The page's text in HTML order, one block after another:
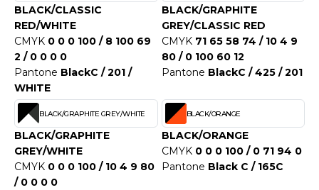
UND JACKEN
COOL
HOODS
T'S
BLACK/CLASSIC
RED/WHITE
CMYK 0 0 0 100 / 8 100 69
2 / 0 0 0 0
Pantone BlackC / 201 /
WHITE
BLACK/GRAPHITE
GREY/CLASSIC RED
CMYK 71 65 58 74 / 10 4 9
80 / 0 100 60 12
Pantone BlackC / 425 / 201
BLACK/GRAPHITE GREY/WHITE
BLACK/GRAPHITE
GREY/WHITE
CMYK 0 0 0 100 / 10 4 9 80
/ 0 0 0 0
BLACK/ORANGE
BLACK/ORANGE
CMYK 0 0 0 100 / 0 71 94 0
Pantone Black C / 165C